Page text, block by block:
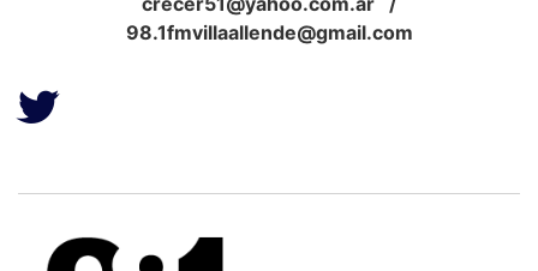
98.1fmvillaallende@gmail.com